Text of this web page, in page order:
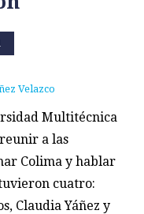
Velazco
Multitécnica
a las
Colima y hablar
cuatro:
Claudia Yáñez y